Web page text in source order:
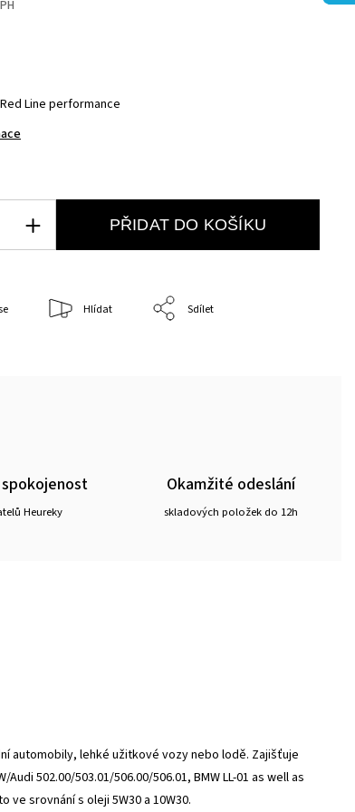
Line performance
PŘIDAT DO KOŠÍKU
Hlídat Sdílet
Heureky
Okamžité odeslání
skladových položek do 12h
automobily, lehké užitkové vozy nebo lodě. Zajišťuje
Audi 502.00/503.01/506.00/506.01, BMW LL-01 as well as
srovnání s oleji 5W30 a 10W30.